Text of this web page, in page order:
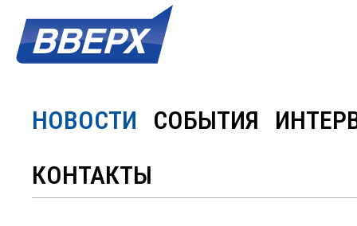
НОВОСТИ СОБЫТИЯ
КОНТАКТЫ